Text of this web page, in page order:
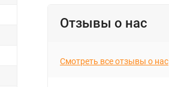
Отзывы о нас
Смотреть все отзывы о нас